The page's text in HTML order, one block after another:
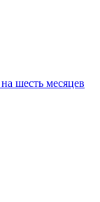
шесть месяцев